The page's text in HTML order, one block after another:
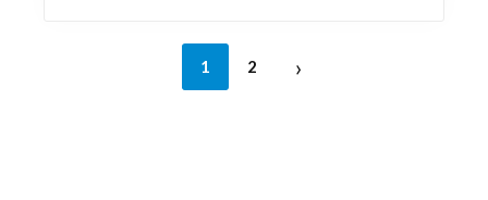
1 2 ›